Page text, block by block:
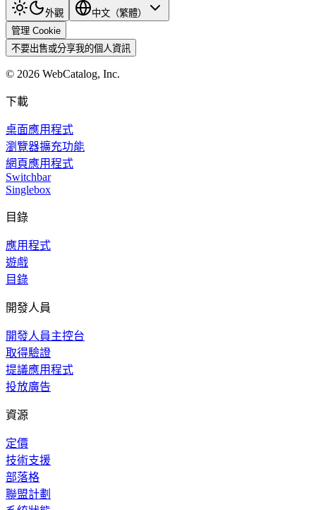
外觀
中文（繁體）
管理 Cookie
不要出售或分享我的個人資訊
© 2026 WebCatalog, Inc.
下載
桌面應用程式
瀏覽器擴充功能
網頁應用程式
Switchbar
Singlebox
目錄
應用程式
遊戲
目錄
開發人員
開發人員主控台
取得驗證
提議應用程式
投放廣告
資源
定價
技術支援
部落格
聯盟計劃